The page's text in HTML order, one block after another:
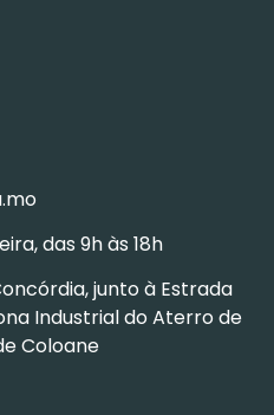
das 9h às 18h
junto à Estrada
Industrial do Aterro de
Coloane